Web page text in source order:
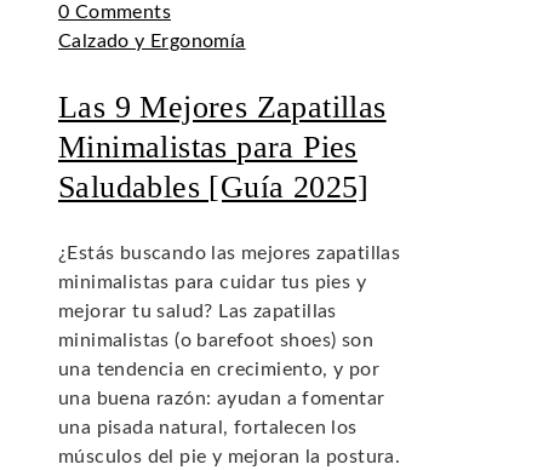
0 Comments
Calzado y Ergonomía
Las 9 Mejores Zapatillas
Minimalistas para Pies
Saludables [Guía 2025]
¿Estás buscando las mejores zapatillas
minimalistas para cuidar tus pies y
mejorar tu salud? Las zapatillas
minimalistas (o barefoot shoes) son
una tendencia en crecimiento, y por
una buena razón: ayudan a fomentar
una pisada natural, fortalecen los
músculos del pie y mejoran la postura.